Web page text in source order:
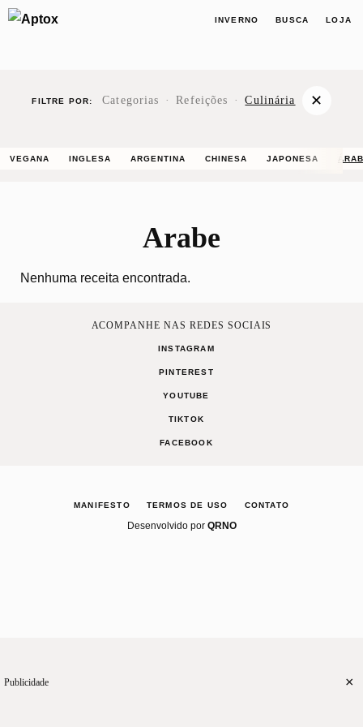
INVERNO BUSCA LOJA
FILTRE POR: Categorias · Refeições · Culinária ✕
VEGANA INGLESA ARGENTINA CHINESA JAPONESA
Arabe
Nenhuma receita encontrada.
ACOMPANHE NAS REDES SOCIAIS
INSTAGRAM
PINTEREST
YOUTUBE
TIKTOK
FACEBOOK
MANIFESTO TERMOS DE USO CONTATO
Desenvolvido por QRNO
Publicidade ×